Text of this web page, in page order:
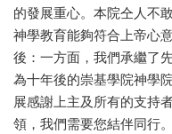
的發展重心。本院仝人不
神學教育能夠符合上帝心
後：一方面，我們承繼了
為十年後的崇基學院神學
展感謝上主及所有的支持
領，我們需要您結伴同行